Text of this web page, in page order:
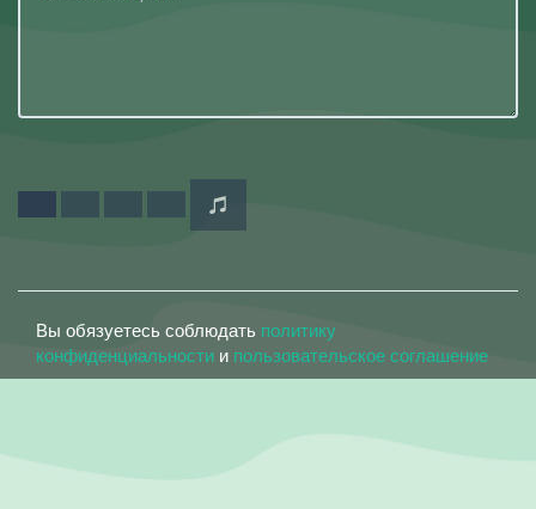
Вы обязуетесь соблюдать политику
конфиденциальности и пользовательское соглашение